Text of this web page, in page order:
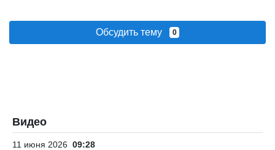
Обсудить тему 0
Видео
11 июня 2026 09:28